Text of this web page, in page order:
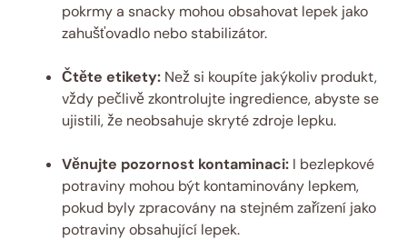
pokrmy a snacky mohou obsahovat lepek jako
zahušťovadlo nebo stabilizátor.
Čtěte etikety: Než si koupíte jakýkoliv produkt,
vždy pečlivě zkontrolujte ingredience, abyste se
ujistili, že neobsahuje skryté zdroje lepku.
Věnujte pozornost kontaminaci: I bezlepkové
potraviny mohou být kontaminovány lepkem,
pokud byly zpracovány na stejném zařízení jako
potraviny obsahující lepek.